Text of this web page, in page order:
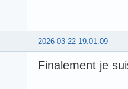
2026-03-22 19:01:09
Finalement je